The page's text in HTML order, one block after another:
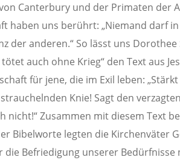
Canterbury und der Primaten der
haben uns berührt: „Niemand darf
der anderen.“ So lässt uns
auch ohne Krieg“ den Text aus
für jene, die im Exil leben:
Knie! Sagt den
nicht!“ Zusammen mit diesem Text
Bibelworte legten die Kirchenväter
die Befriedigung unserer